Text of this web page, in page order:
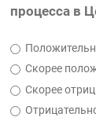
процесса в
Скорее
Скорее